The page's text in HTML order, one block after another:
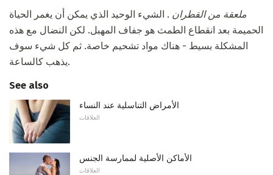
ملعقة من القطران . الشيء الوحيد الذي يمكن أن يغمر الحياة
الحميمة بعد انقطاع الطمث هو جفاف المهبل. لكن النضال مع هذه
المشكلة بسيط - هناك مواد تشحيم خاصة. ثم كل شيء سوف
يذهب كالساعة.
See also
الأمراض التناسلية عند النساء
العلاقات
الأماكن الأصلية لممارسة الجنس
العلاقات